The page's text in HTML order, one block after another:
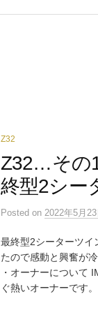
Z32
Z32…その
終型2シー
Posted on 2022年5月23
最終型2シーターツイ
たので感動と興奮が
・オーナーについて
ぐ熱いオーナーです。